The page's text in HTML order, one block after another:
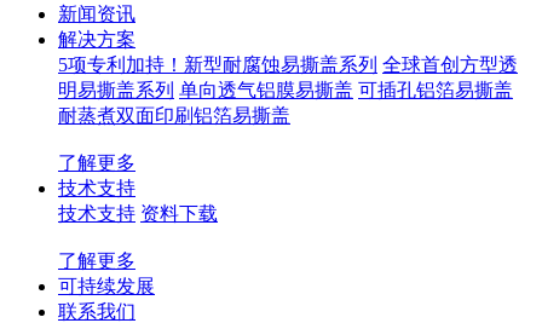
新闻资讯
解决方案
5项专利加持！新型耐腐蚀易撕盖系列 全球首创方型透
明易撕盖系列 单向透气铝膜易撕盖 可插孔铝箔易撕盖
耐蒸煮双面印刷铝箔易撕盖
了解更多
技术支持
技术支持 资料下载
了解更多
可持续发展
联系我们